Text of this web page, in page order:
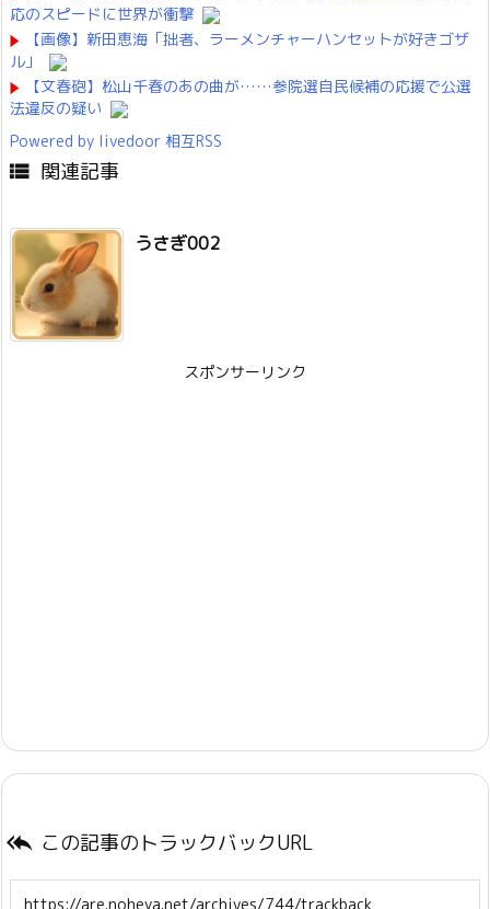
応のスピードに世界が衝撃
【画像】新田恵海「拙者、ラーメンチャーハンセットが好きゴザ
ル」
【文春砲】松山千春のあの曲が……参院選自民候補の応援で公選
法違反の疑い
Powered by livedoor 相互RSS
 関連記事
うさぎ002
スポンサーリンク
 この記事のトラックバックURL